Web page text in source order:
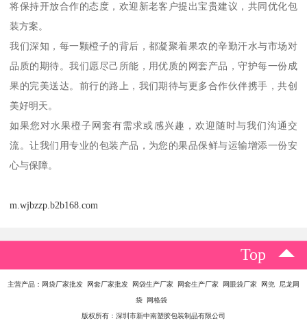
将保持开放合作的态度，欢迎新老客户提出宝贵建议，共同优化包
装方案。
我们深知，每一颗橙子的背后，都凝聚着果农的辛勤汗水与市场对
品质的期待。我们愿尽己所能，用优质的网套产品，守护每一份成
果的完美送达。前行的路上，我们期待与更多合作伙伴携手，共创
美好明天。
如果您对水果橙子网套有需求或感兴趣，欢迎随时与我们沟通交
流。让我们用专业的包装产品，为您的果品保鲜与运输增添一份安
心与保障。
m.wjbzzp.b2b168.com
Top
主营产品：网袋厂家批发 网套厂家批发 网袋生产厂家 网套生产厂家 网眼袋厂家 网兜 尼龙网
袋 网格袋
版权所有：深圳市新中南塑胶包装制品有限公司